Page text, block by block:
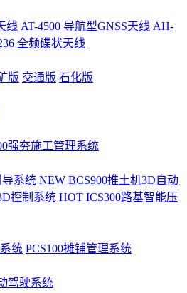
线 AT-4500 导航型GNSS天线 AH-
全频碟状天线
版 交通版 石化版
强夯施工管理系统
导系统 NEW BCS900推土机3D自动
控制系统 HOT ICS300路基智能压
统 PCS100摊铺管理系统
驾驶系统